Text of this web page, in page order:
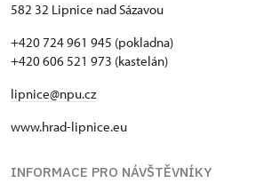
582 32 Lipnice nad Sázavou
+420 724 961 945 (pokladna)
+420 606 521 973 (kastelán)
lipnice@npu.cz
www.hrad-lipnice.eu
INFORMACE PRO NÁVŠTĚVNÍKY